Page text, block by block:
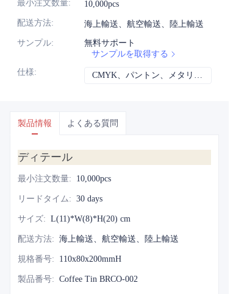
最小注文数量: 10,000pcs
配送方法: 海上輸送、航空輸送、陸上輸送
サンプル:
無料サポート
サンプルを取得する
仕様: CMYK、パントン、メタリック、スポットカラーなど
製品情報 よくある質問
ディテール
最小注文数量: 10,000pcs
リードタイム: 30 days
サイズ: L(11)*W(8)*H(20) cm
配送方法: 海上輸送、航空輸送、陸上輸送
規格番号: 110x80x200mmH
製品番号: Coffee Tin BRCO-002